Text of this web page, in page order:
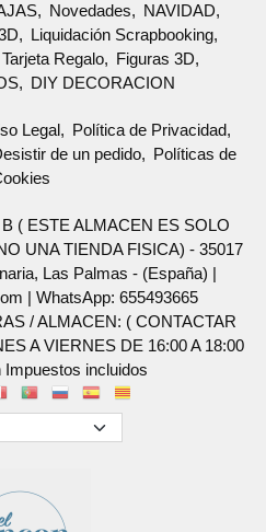
Novedades
NAVIDAD
Liquidación Scrapbooking
Tarjeta Regalo
Figuras 3D
DIY DECORACION
Legal
Política de Privacidad
de un pedido
Políticas de
( ESTE ALMACEN ES SOLO
UNA TIENDA FISICA) - 35017
Las Palmas - (España) |
| WhatsApp: 655493665
/ ALMACEN: ( CONTACTAR
A VIERNES DE 16:00 A 18:00
incluidos